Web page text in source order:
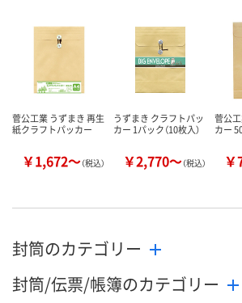
菅公工業 うずまき 再生
紙クラフトパッカー
￥1,672～（税込）
うずまき クラフトパッ
カー 1パック（10枚入）
￥2,770～（税込）
菅公
カー
￥
封筒のカテゴリー
封筒/伝票/帳簿のカテゴリー